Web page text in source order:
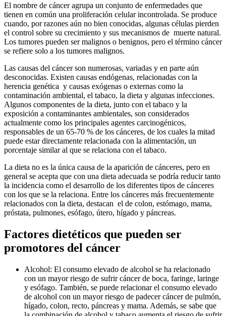
El nombre de cáncer agrupa un conjunto de enfermedades que
tienen en común una proliferación celular incontrolada. Se produce
cuando, por razones aún no bien conocidas, algunas células pierden
el control sobre su crecimiento y sus mecanismos de muerte natural.
Los tumores pueden ser malignos o benignos, pero el término cáncer
se refiere solo a los tumores malignos.
Las causas del cáncer son numerosas, variadas y en parte aún
desconocidas. Existen causas endógenas, relacionadas con la
herencia genética y causas exógenas o externas como la
contaminación ambiental, el tabaco, la dieta y algunas infecciones.
Algunos componentes de la dieta, junto con el tabaco y la
exposición a contaminantes ambientales, son considerados
actualmente como los principales agentes carcinogénicos,
responsables de un 65-70 % de los cánceres, de los cuales la mitad
puede estar directamente relacionada con la alimentación, un
porcentaje similar al que se relaciona con el tabaco.
La dieta no es la única causa de la aparición de cánceres, pero en
general se acepta que con una dieta adecuada se podría reducir tanto
la incidencia como el desarrollo de los diferentes tipos de cánceres
con los que se la relaciona. Entre los cánceres más frecuentemente
relacionados con la dieta, destacan el de colon, estómago, mama,
próstata, pulmones, esófago, útero, hígado y páncreas.
Factores dietéticos que pueden ser
promotores del cáncer
Alcohol: El consumo elevado de alcohol se ha relacionado
con un mayor riesgo de sufrir cáncer de boca, faringe, laringe
y esófago. También, se puede relacionar el consumo elevado
de alcohol con un mayor riesgo de padecer cáncer de pulmón,
hígado, colon, recto, páncreas y mama. Además, se sabe que